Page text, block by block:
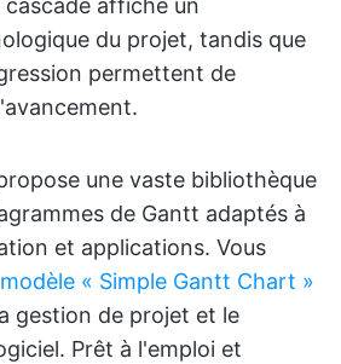
cascade affiche un
du projet, tandis que
permettent de
une vaste bibliothèque
de Gantt adaptés à
et applications. Vous
« Simple Gantt Chart »
gestion de projet et le
Prêt à l'emploi et